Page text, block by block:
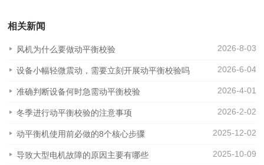
相关新闻
2026-8-03
风机为什么要做动平衡校验
2026-6-04
设备小幅轻微震动，需要立刻开展动平衡校验吗
2026-4-01
准确判断设备何时急需动平衡校验
2026-2-02
冬季进行动平衡校验的注意事项
2025-12-02
动平衡机使用前必做的8个核心步骤
2025-10-09
导致大型电机故障的原因主要有哪些